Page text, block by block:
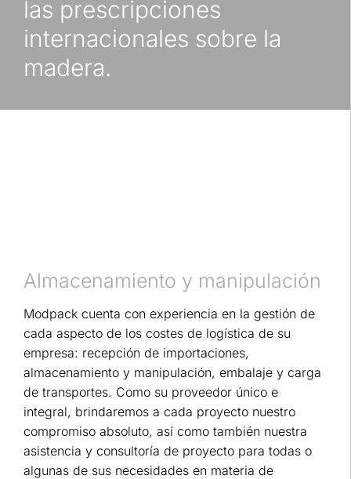
las prescripciones
internacionales sobre la
madera.
Almacenamiento y manipulación
Modpack cuenta con experiencia en la gestión de
cada aspecto de los costes de logística de su
empresa: recepción de importaciones,
almacenamiento y manipulación, embalaje y carga
de transportes. Como su proveedor único e
integral, brindaremos a cada proyecto nuestro
compromiso absoluto, así como también nuestra
asistencia y consultoría de proyecto para todas o
algunas de sus necesidades en materia de